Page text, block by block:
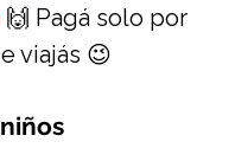
🙌 Pagá solo por
viajás 😉